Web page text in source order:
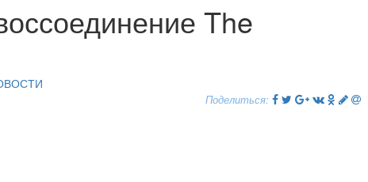
The
Поделиться: